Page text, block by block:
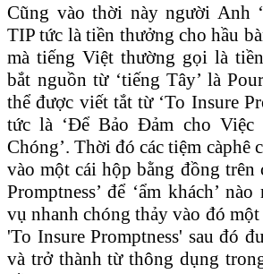
Cũng vào thời này người Anh
TIP tức là tiền thưởng cho hầu
mà tiếng Việt thường gọi là tiền
bắt nguồn từ ‘tiếng Tây’ là
thể được viết tắt từ ‘To Insure
tức là ‘Ðể Bảo Ðảm cho Việc
Chóng’. Thời đó các tiệm càphê
vào một cái hộp bằng đồng trên
Promptness’ để ‘ẩm khách’
vụ nhanh chóng thảy vào đó
'To Insure Promptness' sau đó
và trở thành từ thông dụng